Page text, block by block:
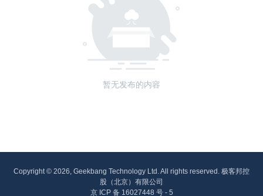
暂无发布的内容
Copyright © 2026, Geekbang Technology Ltd. All rights reserved. 极客邦控
股（北京）有限公司
京 ICP 备 16027448 号 - 5